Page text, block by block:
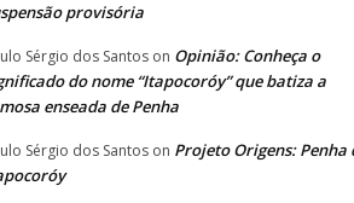
provisória
Sérgio dos Santos on Opinião: Conheça o
do nome “Itapocoróy” que batiza a
enseada de Penha
Sérgio dos Santos on Projeto Origens: Penha